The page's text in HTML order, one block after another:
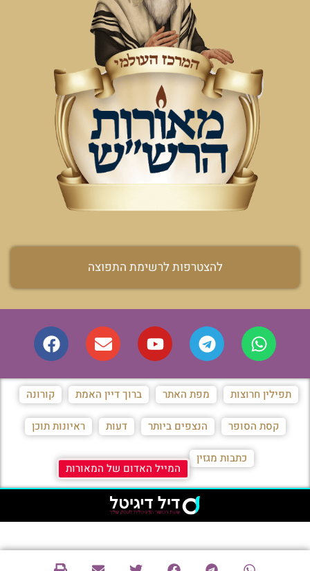
להצטרפות לרשימת התפוצה
תפילין חרוצות מפת האתר ברוך דיין האמת קורונה
קסת הסופר הנצפים ביותר דעות ראיונות תוכן
כתבות מגזין
המייל האדום של המאורות